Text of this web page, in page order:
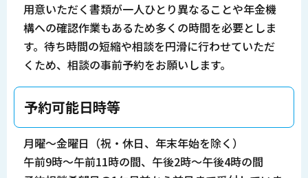
用意いただく書類が一人ひとり異なることや年金機
構への確認作業もあるため多くの時間を必要としま
す。待ち時間の短縮や相談を円滑に行わせていただ
くため、相談の事前予約をお願いします。
予約可能日時等
月曜～金曜日（祝・休日、年末年始を除く）
午前9時～午前11時の間、午後2時～午後4時の間